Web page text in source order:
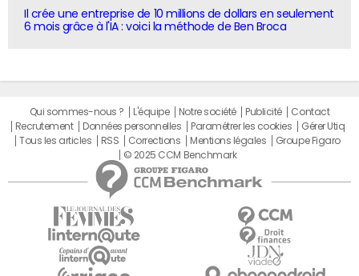
Il crée une entreprise de 10 millions de dollars en seulement
6 mois grâce à l'IA : voici la méthode de Ben Broca
Qui sommes-nous ? L'équipe Notre société Publicité
Contact
Recrutement
Données personnelles Paramétrer les cookies
Gérer Utiq
Tous les articles
RSS Corrections Mentions légales
Groupe Figaro
© 2025 CCM Benchmark